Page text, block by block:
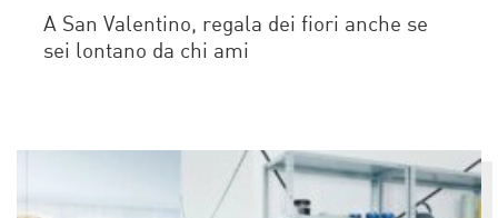
A San Valentino, regala dei fiori anche se
sei lontano da chi ami